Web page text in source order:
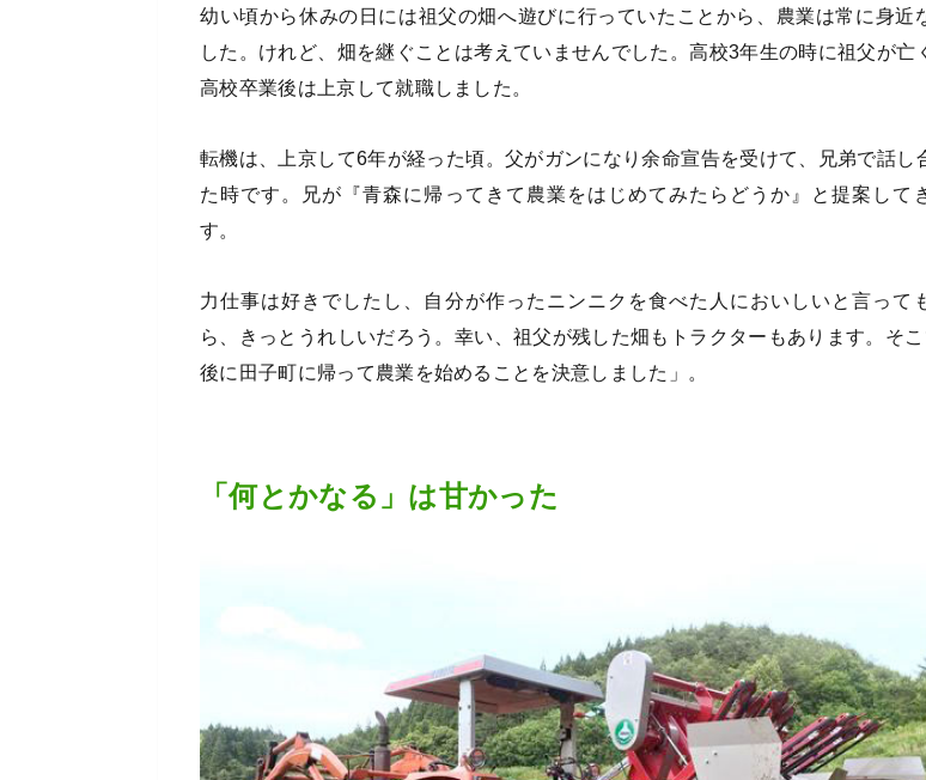
幼い頃から休みの日には祖父の畑へ遊びに行っていたことから、農業は常に身近
した。けれど、畑を継ぐことは考えていませんでした。高校3年生の時に祖父が亡
高校卒業後は上京して就職しました。
転機は、上京して6年が経った頃。父がガンになり余命宣告を受けて、兄弟で話し
た時です。兄が『青森に帰ってきて農業をはじめてみたらどうか』と提案して
す。
力仕事は好きでしたし、自分が作ったニンニクを食べた人においしいと言って
ら、きっとうれしいだろう。幸い、祖父が残した畑もトラクターもあります。そ
後に田子町に帰って農業を始めることを決意しました」。
「何とかなる」は甘かった